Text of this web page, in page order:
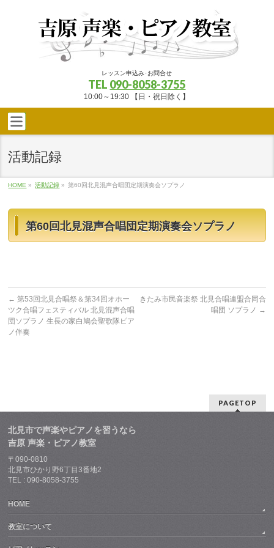
レッスン申込み･お問合せ
TEL 090-8058-3755
10:00～19:30 【日・祝日除く】
活動記録
HOME » 活動記録 » 第60回北見混声合唱団定期演奏会ソプラノ
第60回北見混声合唱団定期演奏会ソプラノ
← 第53回北見合唱祭＆第34回オホー
ツク合唱フェスティバル 北見混声合唱
団ソプラノ 生長の家白鳩会聖歌隊ピア
ノ伴奏
きたみ市民音楽祭 北見合唱連盟合同合
唱団 ソプラノ →
PAGETOP
北見市で声楽やピアノを習うなら
吉原 声楽・ピアノ教室
〒090-0810
北見市ひかり野6丁目3番地2
TEL : 090-8058-3755
HOME
教室について